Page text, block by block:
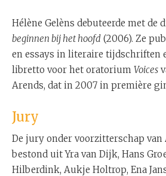
Hélène Gelèns debuteerde met de
beginnen bij het hoofd (2006). Ze
en essays in literaire tijdschriften
libretto voor het oratorium Voices
Arends, dat in 2007 in première
Jury
De jury onder voorzitterschap van
bestond uit Yra van Dijk, Hans
Hilberdink, Aukje Holtrop, Ena